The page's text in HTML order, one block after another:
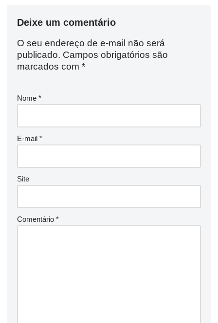
Deixe um comentário
O seu endereço de e-mail não será
publicado. Campos obrigatórios são
marcados com *
Nome *
E-mail *
Site
Comentário *